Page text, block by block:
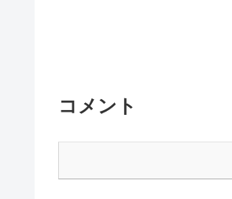
コメント